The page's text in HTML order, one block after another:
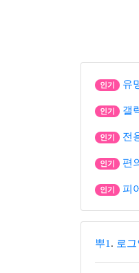
인기 유
인기 갤
인기 전
인기 편
인기 피
뿌1 . 로그